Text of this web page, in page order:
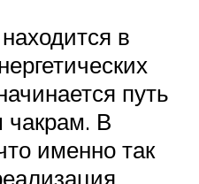
в
путь
чакрам. В
именно так